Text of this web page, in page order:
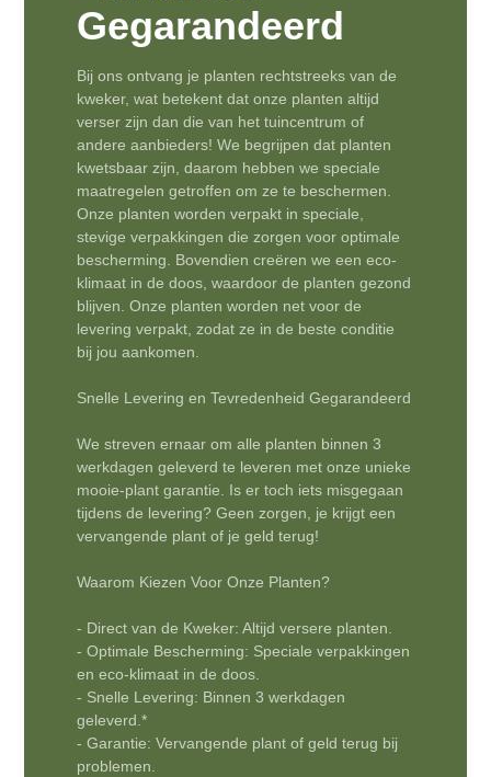
Gegarandeerd
Bij ons ontvang je planten rechtstreeks van de
kweker, wat betekent dat onze planten altijd
verser zijn dan die van het tuincentrum of
andere aanbieders! We begrijpen dat planten
kwetsbaar zijn, daarom hebben we speciale
maatregelen getroffen om ze te beschermen.
Onze planten worden verpakt in speciale,
stevige verpakkingen die zorgen voor optimale
bescherming. Bovendien creëren we een eco-
klimaat in de doos, waardoor de planten gezond
blijven. Onze planten worden net voor de
levering verpakt, zodat ze in de beste conditie
bij jou aankomen.
Snelle Levering en Tevredenheid Gegarandeerd
We streven ernaar om alle planten binnen 3
werkdagen geleverd te leveren met onze unieke
mooie-plant garantie. Is er toch iets misgegaan
tijdens de levering? Geen zorgen, je krijgt een
vervangende plant of je geld terug!
Waarom Kiezen Voor Onze Planten?
- Direct van de Kweker: Altijd versere planten.
- Optimale Bescherming: Speciale verpakkingen
en eco-klimaat in de doos.
- Snelle Levering: Binnen 3 werkdagen
geleverd.*
- Garantie: Vervangende plant of geld terug bij
problemen.